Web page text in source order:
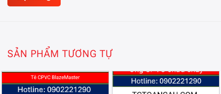
SẢN PHẨM TƯƠNG TỰ